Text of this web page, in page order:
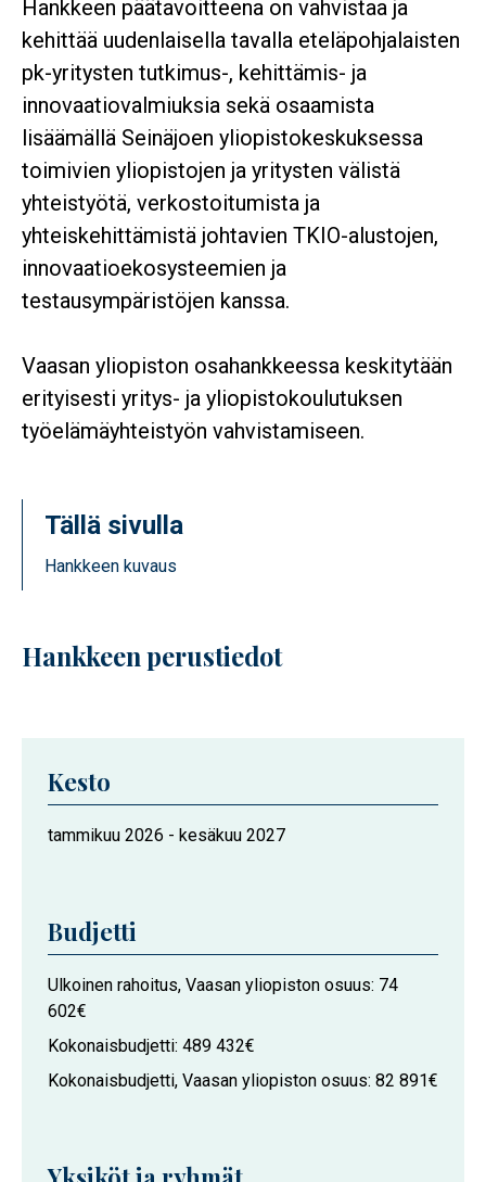
Hankkeen päätavoitteena on vahvistaa ja
kehittää uudenlaisella tavalla eteläpohjalaisten
pk-yritysten tutkimus-, kehittämis- ja
innovaatiovalmiuksia sekä osaamista
lisäämällä Seinäjoen yliopistokeskuksessa
toimivien yliopistojen ja yritysten välistä
yhteistyötä, verkostoitumista ja
yhteiskehittämistä johtavien TKIO-alustojen,
innovaatioekosysteemien ja
testausympäristöjen kanssa.
Vaasan yliopiston osahankkeessa keskitytään
erityisesti yritys- ja yliopistokoulutuksen
työelämäyhteistyön vahvistamiseen.
Tällä sivulla
Hankkeen kuvaus
Hankkeen perustiedot
Kesto
Hankkeen
tammikuu 2026 - kesäkuu 2027
Budjetti
Ulkoinen rahoitus, Vaasan yliopiston osuus 74
602€
Kokonaisbudjetti 489 432€
Kokonaisbudjetti, Vaasan yliopiston osuus 82 891€